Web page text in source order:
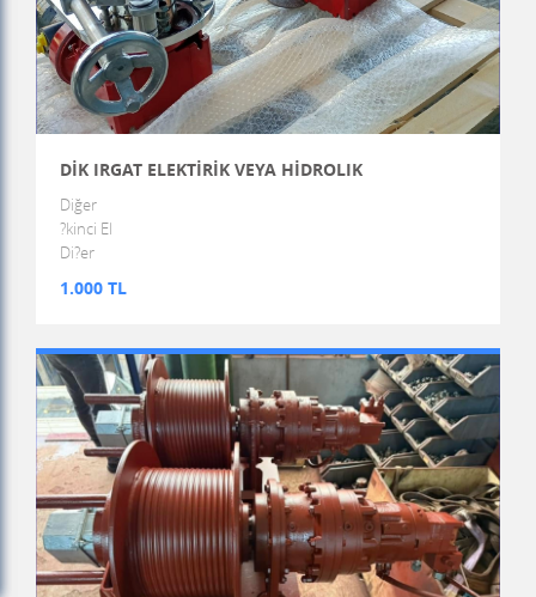
DİK IRGAT ELEKTİRİK VEYA HİDROLIK
Diğer
?kinci El
Di?er
1.000 TL